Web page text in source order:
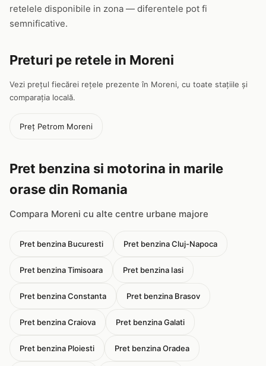
retelele disponibile in zona — diferentele pot fi
semnificative.
Preturi pe retele in Moreni
Vezi prețul fiecărei rețele prezente în Moreni, cu toate stațiile și
comparația locală.
Preț Petrom Moreni
Pret benzina si motorina in marile
orase din Romania
Compara Moreni cu alte centre urbane majore
Pret benzina Bucuresti Pret benzina Cluj-Napoca
Pret benzina Timisoara Pret benzina Iasi
Pret benzina Constanta Pret benzina Brasov
Pret benzina Craiova Pret benzina Galati
Pret benzina Ploiesti Pret benzina Oradea